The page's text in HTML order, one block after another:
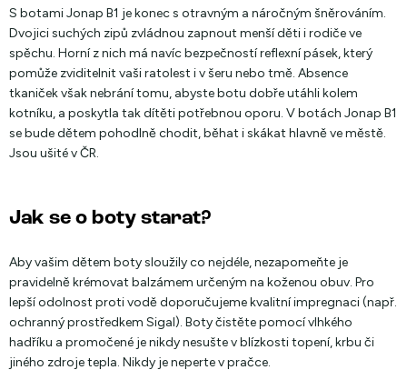
S botami Jonap B1 je konec s otravným a náročným šněrováním.
Dvojici suchých zipů zvládnou zapnout menší děti i rodiče ve
spěchu. Horní z nich má navíc bezpečností reflexní pásek, který
pomůže zviditelnit vaši ratolest i v šeru nebo tmě. Absence
tkaniček však nebrání tomu, abyste botu dobře utáhli kolem
kotníku, a poskytla tak dítěti potřebnou oporu. V botách Jonap B1
se bude dětem pohodlně chodit, běhat i skákat hlavně ve městě.
Jsou ušité v ČR.
Jak se o boty starat?
Aby vašim dětem boty sloužily co nejdéle, nezapomeňte je
pravidelně krémovat balzámem určeným na koženou obuv. Pro
lepší odolnost proti vodě doporučujeme kvalitní impregnaci (např.
ochranný prostředkem Sigal). Boty čistěte pomocí vlhkého
hadříku a promočené je nikdy nesušte v blízkosti topení, krbu či
jiného zdroje tepla. Nikdy je neperte v pračce.